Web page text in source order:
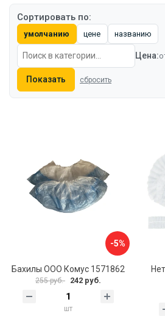
Сортировать по:
умолчанию цене названию
Цена:
Показать сбросить
-5%
Бахилы ООО Комус 1571862
255 руб. 242 руб.
шт